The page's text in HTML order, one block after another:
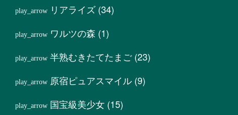
リアライズ (34)
ワルツの森 (1)
半熟むきたてたまご (23)
原宿ピュアスマイル (9)
国宝級美少女 (15)